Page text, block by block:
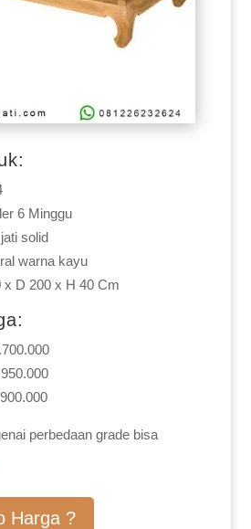
6 Minggu
solid
warna kayu
x D 200 x H 40 Cm
perbedaan grade bisa
Harga ?